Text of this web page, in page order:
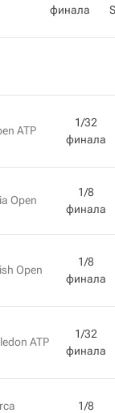
финала
ATP
1/32
финала
Open
1/8
финала
Open
1/8
финала
ATP
1/32
финала
1/8